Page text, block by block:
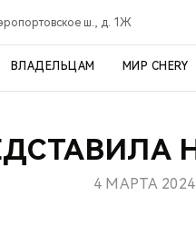
ш., д. 1Ж
ВЛАДЕЛЬЦАМ МИР CHERY
4 МАРТА 2024